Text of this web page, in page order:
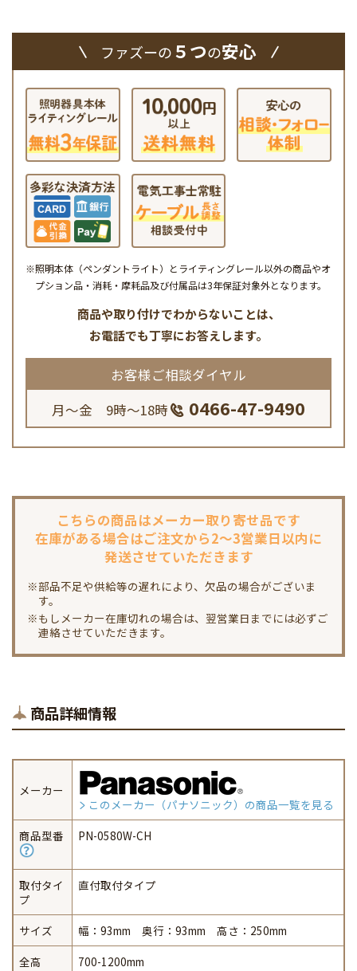
ファズーの５つの安心
※照明本体（ペンダントライト）とライティングレール以外の商品やオ
プション品・消耗・摩耗品及び付属品は3年保証対象外となります。
商品や取り付けでわからないことは、
お電話でも丁寧にお答えします。
お客様ご相談ダイヤル
月～金 9時～18時
0466-47-9490
こちらの商品はメーカー取り寄せ品です
在庫がある場合はご注文から2～3営業日以内に
発送させていただきます
※部品不足や供給等の遅れにより、欠品の場合がございま
す。
※もしメーカー在庫切れの場合は、翌営業日までには必ずご
連絡させていただきます。
商品詳細情報
メーカー
このメーカー（パナソニック）の商品一覧を見る
商品型番
PN-0580W-CH
取付タイ
プ
直付取付タイプ
サイズ
幅：93mm 奥行：93mm 高さ：250mm
全高
700-1200mm